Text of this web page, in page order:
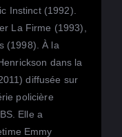
Instinct (1992).
La Firme (1993),
(1998). À la
dans la
diffusée sur
policière
Elle a
Emmy